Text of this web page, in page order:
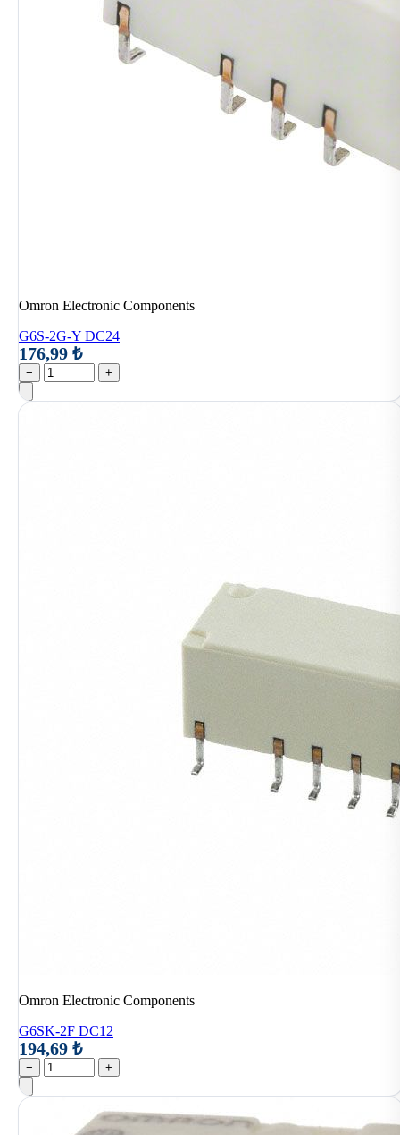
Omron Electronic Components
G6S-2G-Y DC24
176,99 ₺
− +
Omron Electronic Components
G6SK-2F DC12
194,69 ₺
− +